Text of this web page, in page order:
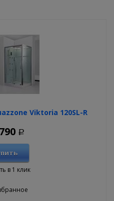
Viktoria 120SL-R
Р
в 1 клик